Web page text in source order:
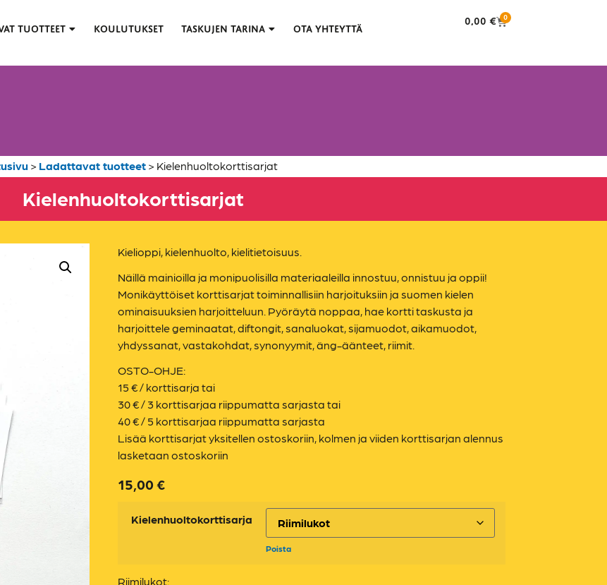
TUOTTEET KOULUTUKSET TASKUJEN TARINA OTA YHTEYTTÄ
0,00 € 0
> Ladattavat tuotteet> Kielenhuolto­korttisarjat
Kielenhuolto­korttisarjat
Kielioppi, kielenhuolto, kielitietoisuus.
Näillä mainioilla ja monipuolisilla materiaaleilla innostuu, onnistuu ja oppii!
Monikäyttöiset korttisarjat toiminnallisiin harjoituksiin ja suomen kielen
ominaisuuksien harjoitteluun. Pyöräytä noppaa, hae kortti taskusta ja
harjoittele geminaatat, diftongit, sanaluokat, sijamuodot, aikamuodot,
yhdyssanat, vastakohdat, synonyymit, äng-äänteet, riimit.
OSTO-OHJE:
15 € / korttisarja tai
30 € / 3 korttisarjaa riippumatta sarjasta tai
40 € / 5 korttisarjaa riippumatta sarjasta
Lisää korttisarjat yksitellen ostoskoriin, kolmen ja viiden korttisarjan alennus
lasketaan ostoskoriin
15,00€
Kielenhuoltokorttisarja
Poista
Riimilukot: